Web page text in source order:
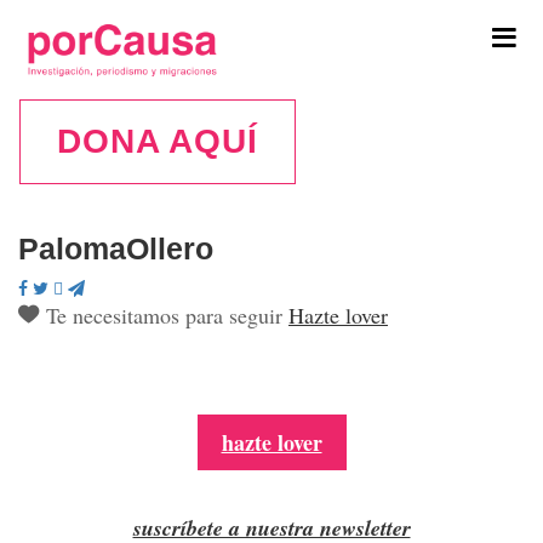
DONA AQUÍ
PalomaOllero
Te necesitamos para seguir Hazte lover
hazte lover
suscríbete a nuestra newsletter